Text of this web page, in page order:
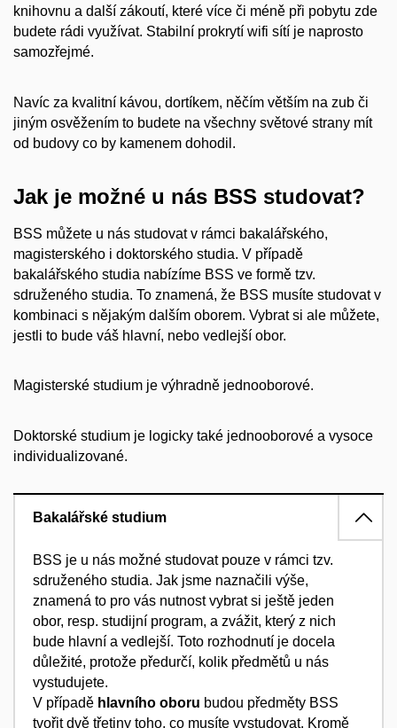
knihovnu a další zákoutí, které více či méně při pobytu zde
budete rádi využívat. Stabilní prokrytí wifi sítí je naprosto
samozřejmé.
Navíc za kvalitní kávou, dortíkem, něčím větším na zub či
jiným osvěžením to budete na všechny světové strany mít
od budovy co by kamenem dohodil.
Jak je možné u nás BSS studovat?
BSS můžete u nás studovat v rámci bakalářského,
magisterského i doktorského studia. V případě
bakalářského studia nabízíme BSS ve formě tzv.
sdruženého studia. To znamená, že BSS musíte studovat v
kombinaci s nějakým dalším oborem. Vybrat si ale můžete,
jestli to bude váš hlavní, nebo vedlejší obor.
Magisterské studium je výhradně jednooborové.
Doktorské studium je logicky také jednooborové a vysoce
individualizované.
Bakalářské studium
BSS je u nás možné studovat pouze v rámci tzv.
sdruženého studia. Jak jsme naznačili výše,
znamená to pro vás nutnost vybrat si ještě jeden
obor, resp. studijní program, a zvážit, který z nich
bude hlavní a vedlejší. Toto rozhodnutí je docela
důležité, protože předurčí, kolik předmětů u nás
vystudujete.
V případě hlavního oboru budou předměty BSS
tvořit dvě třetiny toho, co musíte vystudovat. Kromě